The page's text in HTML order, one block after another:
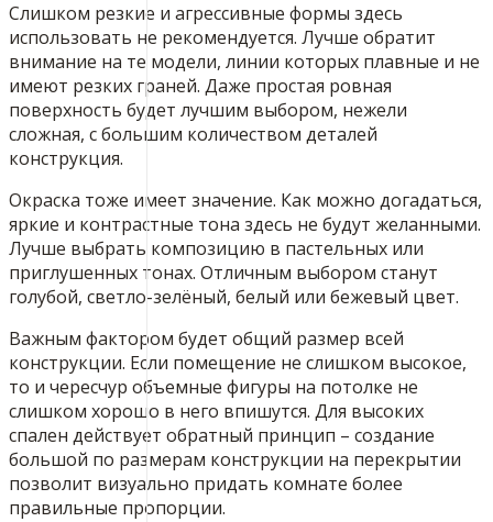
Слишком резкие и агрессивные формы здесь
использовать не рекомендуется. Лучше обратит
внимание на те модели, линии которых плавные и не
имеют резких граней. Даже простая ровная
поверхность будет лучшим выбором, нежели
сложная, с большим количеством деталей
конструкция.
Окраска тоже имеет значение. Как можно догадаться,
яркие и контрастные тона здесь не будут желанными.
Лучше выбрать композицию в пастельных или
приглушенных тонах. Отличным выбором станут
голубой, светло-зелёный, белый или бежевый цвет.
Важным фактором будет общий размер всей
конструкции. Если помещение не слишком высокое,
то и чересчур объемные фигуры на потолке не
слишком хорошо в него впишутся. Для высоких
спален действует обратный принцип – создание
большой по размерам конструкции на перекрытии
позволит визуально придать комнате более
правильные пропорции.